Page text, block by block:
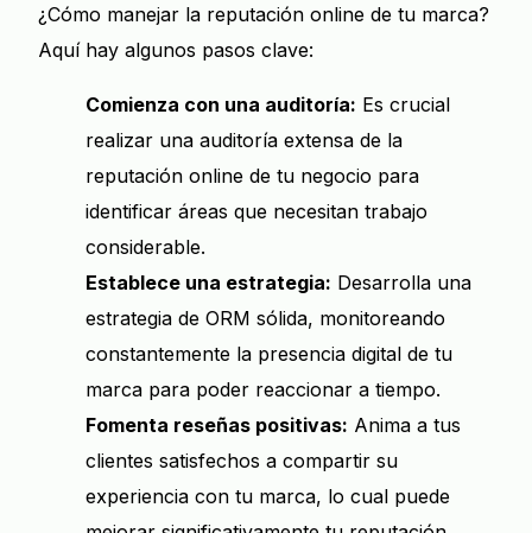
¿Cómo manejar la reputación online de tu marca?
Aquí hay algunos pasos clave:
Comienza con una auditoría: Es crucial
realizar una auditoría extensa de la
reputación online de tu negocio para
identificar áreas que necesitan trabajo
considerable.
Establece una estrategia: Desarrolla una
estrategia de ORM sólida, monitoreando
constantemente la presencia digital de tu
marca para poder reaccionar a tiempo.
Fomenta reseñas positivas: Anima a tus
clientes satisfechos a compartir su
experiencia con tu marca, lo cual puede